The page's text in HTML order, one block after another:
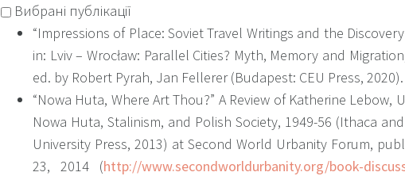
Accommodation." Нові дослідницькі проєкти стосуються двох
практик та інфраструктури "локального повороту" у
числі видання "Історії міста та сіл УРСР" та краєзнавчих
сфокусований на спеціалістах з територій, включених до
Союзу після 1945 року та на їхній роботі у інфраструктурних
Африки та Азії, в тому на їхніх індивідуальних та
траєкторіях після участі в цих проєктах.
Вибрані публікації
“Impressions of Place: Soviet Travel Writings and the Discovery
in: Lviv – Wrocław: Parallel Cities? Myth, Memory and
ed. by Robert Pyrah, Jan Fellerer (Budapest: CEU Press, 2020).
“Nowa Huta, Where Art Thou?” A Review of Katherine Lebow,
Nowa Huta, Stalinism, and Polish Society, 1949-56 (Ithaca
University Press, 2013) at Second World Urbanity Forum,
23, 2014 (http://www.secondworldurbanity.org/book-